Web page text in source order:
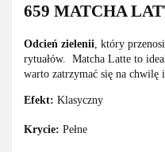
659 MATCHA
Odcień zielenii, który
rytuałów. Matcha Latte to
warto zatrzymać się na chwilę
Efekt: Klasyczny
Krycie: Pełne